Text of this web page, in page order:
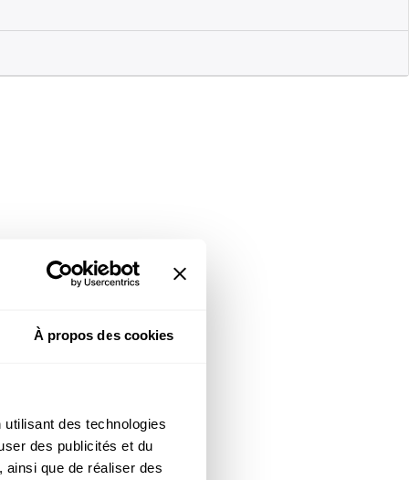
À propos des cookies
des technologies
des publicités et du
que de réaliser des